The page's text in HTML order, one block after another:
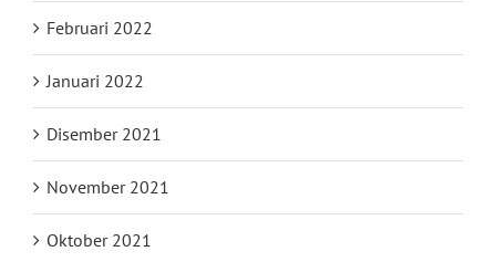
Februari 2022
Januari 2022
Disember 2021
November 2021
Oktober 2021